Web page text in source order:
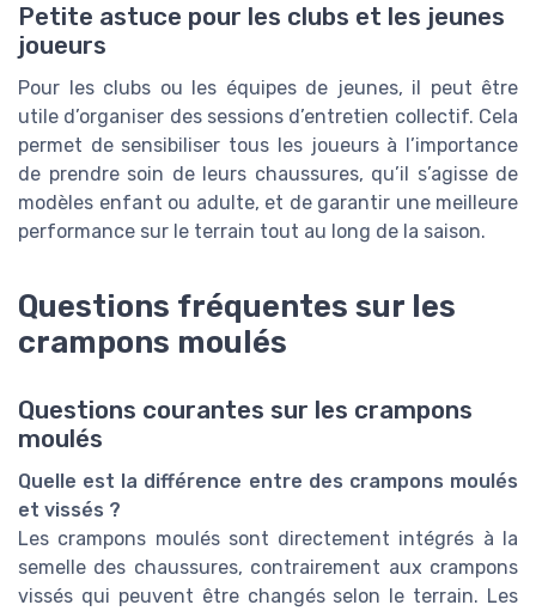
Petite astuce pour les clubs et les jeunes
joueurs
Pour les clubs ou les équipes de jeunes, il peut être
utile d’organiser des sessions d’entretien collectif. Cela
permet de sensibiliser tous les joueurs à l’importance
de prendre soin de leurs chaussures, qu’il s’agisse de
modèles enfant ou adulte, et de garantir une meilleure
performance sur le terrain tout au long de la saison.
Questions fréquentes sur les
crampons moulés
Questions courantes sur les crampons
moulés
Quelle est la différence entre des crampons moulés
et vissés ?
Les crampons moulés sont directement intégrés à la
semelle des chaussures, contrairement aux crampons
vissés qui peuvent être changés selon le terrain. Les